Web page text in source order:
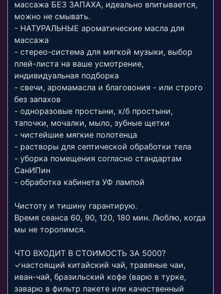
массажа БЕЗ ЗАПАХА, идеально впитывается,
можно не смывать.
- НАТУРАЛЬНЫЕ ароматические масла для
массажа
- стерео-система для мягкой музыки, выбор
плей-листа на ваше усмотрение,
индивидуальная подборка
- свечи, аромамасла и благовония - или строго
без запахов
- одноразовые простыни, х/б простыни,
тапочки, мочалки, мыло, зубные щетки
- чистейшие мягкие полотенца
- растворы для септической обработки тела
- уборка помещения согласно стандартам
СанИПин
- обработка кабинета УФ лампой
Чистоту и тишину гарантирую.
Время сеанса 60, 90, 120, 180 мин. Люблю, когда
мы не торопимся.
ЧТО ВХОДИТ В СТОИМОСТЬ ЗА 5000?
✓настоящий китайский чай, травяные чаи,
иван-чай, бразильский кофе (варю в турке,
заварю в фильтр пакете или качественный